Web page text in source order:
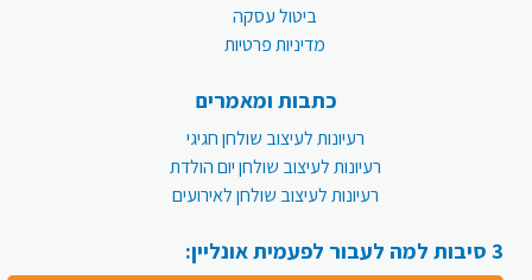
ביטול עסקה
מדיניות פרטיות
כתבות ומאמרים
רעיונות לעיצוב שולחן חגיגי
רעיונות לעיצוב שולחן יום הולדת
רעיונות לעיצוב שולחן לאירועים
3 סיבות למה לעבור לפעמית אונליין: